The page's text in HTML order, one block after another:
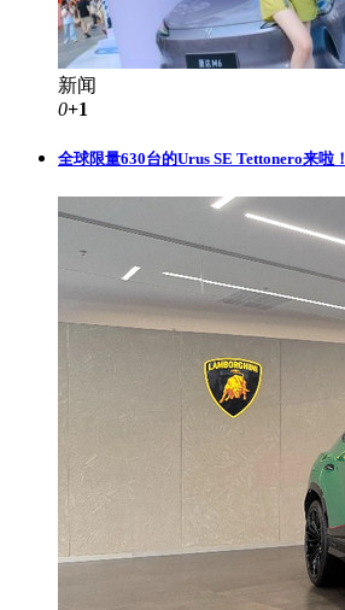
新闻
0+1
全球限量630台的Urus SE Tettonero来啦！